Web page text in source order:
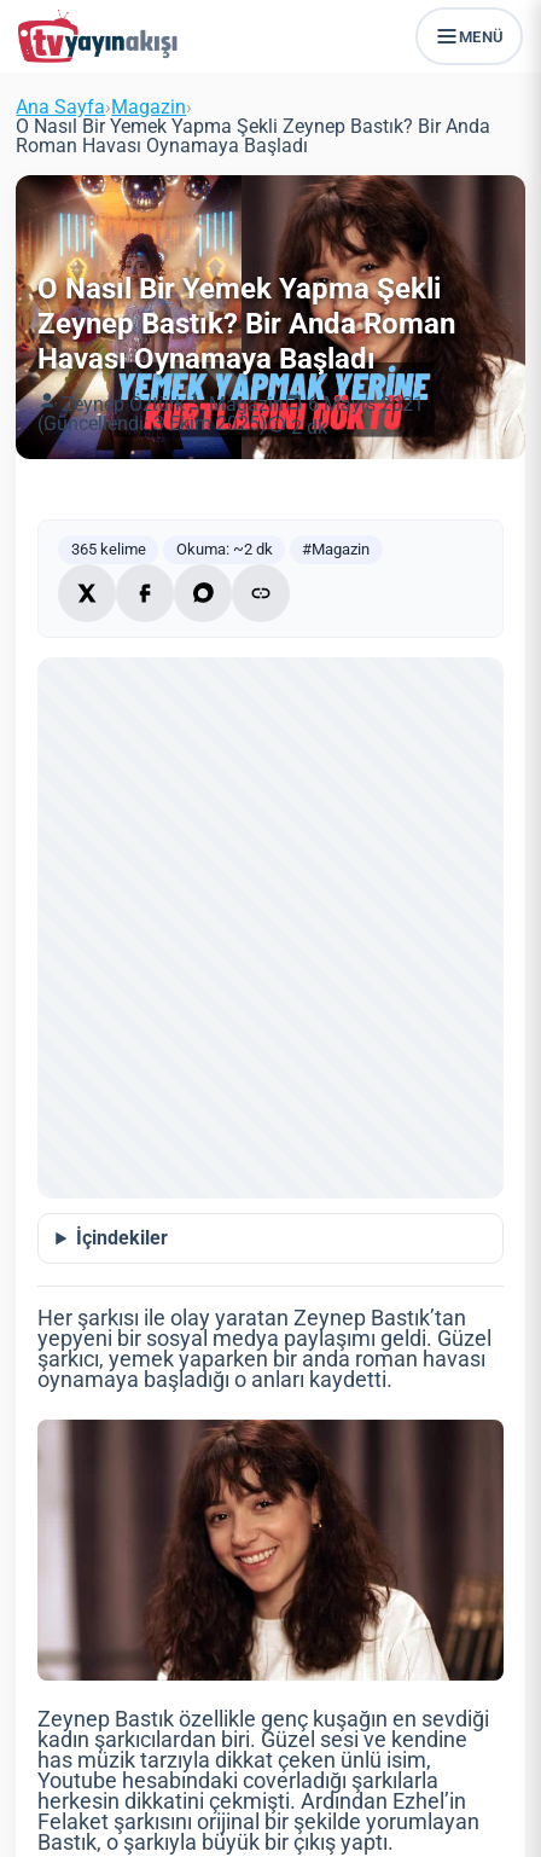
MENÜ
Ana Sayfa›Magazin›
O Nasıl Bir Yemek Yapma Şekli Zeynep Bastık? Bir Anda
Roman Havası Oynamaya Başladı
O Nasıl Bir Yemek Yapma Şekli
Zeynep Bastık? Bir Anda Roman
Havası Oynamaya Başladı
Zeynep Öztürk Magazin
6 Mayıs 2021
(Güncellendi: 3 Ekim 2025)
2 dk
365 kelime Okuma: ~2 dk #Magazin
İçindekiler
Her şarkısı ile olay yaratan Zeynep Bastık’tan
yepyeni bir sosyal medya paylaşımı geldi. Güzel
şarkıcı, yemek yaparken bir anda roman havası
oynamaya başladığı o anları kaydetti.
Zeynep Bastık özellikle genç kuşağın en sevdiği
kadın şarkıcılardan biri. Güzel sesi ve kendine
has müzik tarzıyla dikkat çeken ünlü isim,
Youtube hesabındaki coverladığı şarkılarla
herkesin dikkatini çekmişti. Ardından Ezhel’in
Felaket şarkısını orijinal bir şekilde yorumlayan
Bastık, o şarkıyla büyük bir çıkış yaptı.